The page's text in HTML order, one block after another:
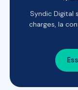
Syndic Digital
charges, la